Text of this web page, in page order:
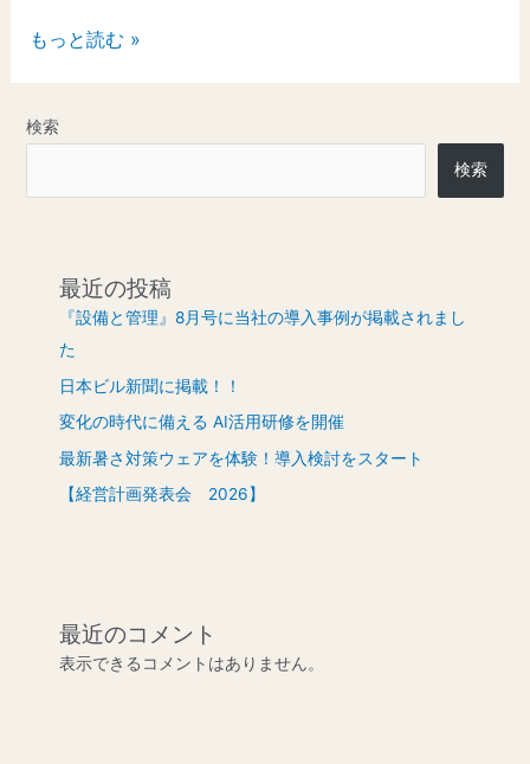
もっと読む »
検索
検索
最近の投稿
『設備と管理』8月号に当社の導入事例が掲載されまし
た
日本ビル新聞に掲載！！
変化の時代に備える AI活用研修を開催
最新暑さ対策ウェアを体験！導入検討をスタート
【経営計画発表会 2026】
最近のコメント
表示できるコメントはありません。